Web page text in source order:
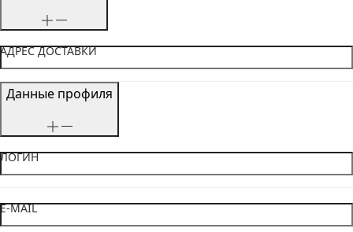
АДРЕС ДОСТАВКИ
Данные профиля
ЛОГИН
E-MAIL